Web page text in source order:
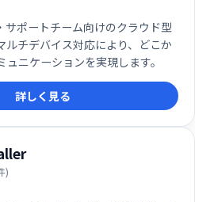
ポートチーム向けのクラウド型
ルチデバイス対応により、どこか
ュニケーションを実現します。
詳しく見る
)